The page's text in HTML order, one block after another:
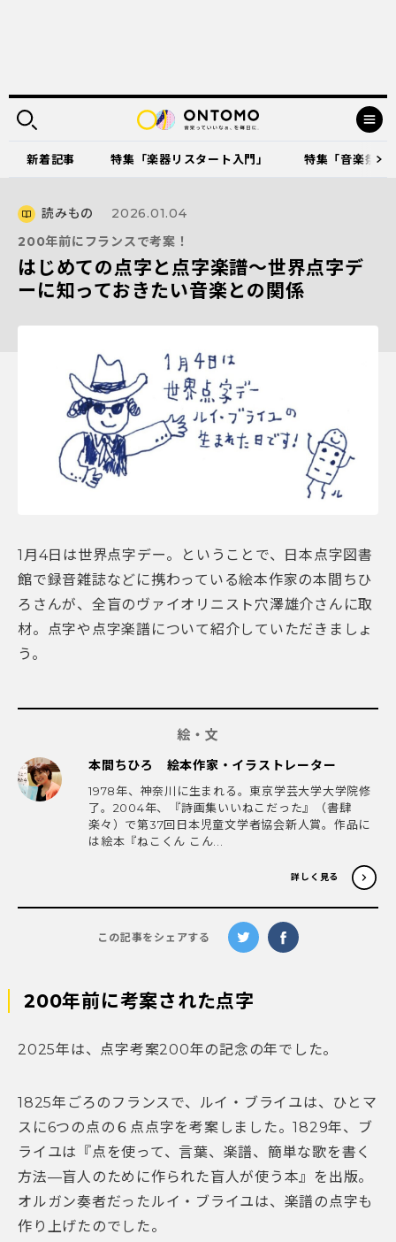
新着記事 特集「楽器リスタート入門」 特集「音楽祭
読みもの
2026.01.04
200年前にフランスで考案！
はじめての点字と点字楽譜～世界点字デ
ーに知っておきたい音楽との関係
1月4日は世界点字デー。ということで、日本点字図書
館で録音雑誌などに携わっている絵本作家の本間ちひ
ろさんが、全盲のヴァイオリニスト穴澤雄介さんに取
材。点字や点字楽譜について紹介していただきましょ
う。
絵・文
本間ちひろ 絵本作家・イラストレーター
1978年、神奈川に生まれる。東京学芸大学大学院修
了。2004年、『詩画集いいねこだった』（書肆
楽々）で第37回日本児童文学者協会新人賞。作品に
は絵本『ねこくん こん...
詳しく見る
この記事をシェアする
200年前に考案された点字
2025年は、点字考案200年の記念の年でした。
1825年ごろのフランスで、ルイ・ブライユは、ひとマ
スに6つの点の６点点字を考案しました。1829年、ブ
ライユは『点を使って、言葉、楽譜、簡単な歌を書く
方法—盲人のために作られた盲人が使う本』を出版。
オルガン奏者だったルイ・ブライユは、楽譜の点字も
作り上げたのでした。